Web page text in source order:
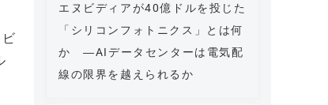
エヌビディアが40億ドルを投じた
「シリコンフォトニクス」とは何
か ―AIデータセンターは電気配
線の限界を越えられるか